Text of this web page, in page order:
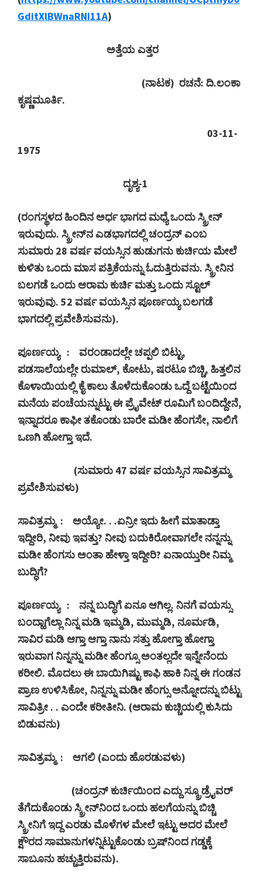
GditXlBWnaRNI11A)
ಅತ್ತೆಯ ಎತ್ತರ
(ನಾಟಕ) ರಚನೆ: ದಿ.ಲಂಕಾ
ಕೃಷ್ಣಮೂರ್ತಿ.
03-11-
1975
ದೃಶ್ಯ-1
(ರಂಗಸ್ಥಳದ ಹಿಂದಿನ ಅರ್ಧ ಭಾಗದ ಮಧ್ಯೆ ಒಂದು ಸ್ಕ್ರೀನ್
ಇರುವುದು. ಸ್ಕ್ರೀನ್‍ನ ಎಡಭಾಗದಲ್ಲಿ ಚಂದ್ರನ್ ಎಂಬ
ಸುಮಾರು 28 ವರ್ಷ ವಯಸ್ಸಿನ ಹುಡುಗನು ಕುರ್ಚಿಯ ಮೇಲೆ
ಕುಳಿತು ಒಂದು ಮಾಸ ಪತ್ರಿಕೆಯನ್ನು ಓದುತ್ತಿರುವನು. ಸ್ಕ್ರೀನಿನ
ಬಲಗಡೆ ಒಂದು ಆರಾಮ ಕುರ್ಚಿ ಮತ್ತು ಒಂದು ಸ್ಟೂಲ್
ಇರುವುವು. 52 ವರ್ಷ ವಯಸ್ಸಿನ ಪೂರ್ಣಯ್ಯ ಬಲಗಡೆ
ಭಾಗದಲ್ಲಿ ಪ್ರವೇಶಿಸುವನು).
ಪೂರ್ಣಯ್ಯ: ವರಂಡಾದಲ್ಲೇ ಚಪ್ಪಲಿ ಬಿಟ್ಟು,
ಪಡಸಾಲೆಯಲ್ಲೇ ರುಮಾಲ್, ಕೋಟು, ಷರಟೂ ಬಿಚ್ಚಿ, ಹಿತ್ತಲಿನ
ಕೊಳಾಯಿಯಲ್ಲಿ ಕೈ ಕಾಲು ತೊಳೆದುಕೊಂಡು ಒದ್ದೆ ಬಟ್ಟೆಯಿಂದ
ಮನೆಯ ಪಂಚೆಯನ್ನುಟ್ಟು ಈ ಪ್ರೈವೇಟ್ ರೂಮಿಗೆ ಬಂದಿದ್ದೇನೆ,
ಇನ್ನಾದರೂ ಕಾಫೀ ತಕೊಂಡು ಬಾರೇ ಮಡೀ ಹೆಂಗಸೇ, ನಾಲಿಗೆ
ಒಣಗಿ ಹೋಗ್ತಾ ಇದೆ.
(ಸುಮಾರು 47 ವರ್ಷ ವಯಸ್ಸಿನ ಸಾವಿತ್ರಮ್ಮ
ಪ್ರವೇಶಿಸುವಳು)
ಸಾವಿತ್ರಮ್ಮ: ಅಯ್ಯೋ. . .ಏನ್ರೀ ಇದು ಹೀಗೆ ಮಾತಾಡ್ತಾ
ಇದ್ದೀರಿ, ನೀವು ಇವತ್ತು? ನೀವು ಬದುಕಿರೋವಾಗಲೇ ನನ್ನನ್ನು
ಮಡೀ ಹೆಂಗಸು ಅಂತಾ ಹೇಳ್ತಾ ಇದ್ದೀರಿ? ಏನಾಯ್ತುರೀ ನಿಮ್ಮ
ಬುದ್ಧಿಗೆ?
ಪೂರ್ಣಯ್ಯ: ನನ್ನ ಬುದ್ಧಿಗೆ ಏನೂ ಆಗಿಲ್ಲ. ನಿನಗೆ ವಯಸ್ಸು
ಬಂದ್ಹಾಗೆಲ್ಲಾ ನಿನ್ನ ಮಡಿ ಇಮ್ಮಡಿ, ಮುಮ್ಮಡಿ, ನೂರ್ಮಡಿ,
ಸಾವಿರ ಮಡಿ ಆಗ್ತಾ ಆಗ್ತಾ ನಾನು ಸತ್ತು ಹೋಗ್ತಾ ಹೋಗ್ತಾ
ಇರುವಾಗ ನಿನ್ನನ್ನು ಮಡೀ ಹೆಂಗ್ಸೂ ಅಂತಲ್ಲದೇ ಇನ್ನೇನೆಂದು
ಕರೀಲಿ. ಮೊದಲು ಈ ಬಾಯಿಗಿಷ್ಟು ಕಾಫಿ ಹಾಕಿ ನಿನ್ನ ಈ ಗಂಡನ
ಪ್ರಾಣ ಉಳಿಸಿಕೋ, ನಿನ್ನನ್ನು ಮಡೀ ಹೆಂಗ್ಸು ಅನ್ನೋದನ್ನು ಬಿಟ್ಟು
ಸಾವಿತ್ರೀ . . ಎಂದೇ ಕರೀತೀನಿ. (ಆರಾಮ ಕುಚ್ಚಿಯಲ್ಲಿ ಕುಸಿದು
ಬಿಡುವನು)
ಸಾವಿತ್ರಮ್ಮ: ಆಗಲಿ (ಎಂದು ಹೊರಡುವಳು)
(ಚಂದ್ರನ್ ಕುರ್ಚಿಯಿಂದ ಎದ್ದು ಸ್ಕ್ರೂಡ್ರೈವರ್
ತೆಗೆದುಕೊಂಡು ಸ್ಕ್ರೀನ್‍ನಿಂದ ಒಂದು ಹಲಗೆಯನ್ನು ಬಿಚ್ಚಿ
ಸ್ಕ್ರೀನಿಗೆ ಇದ್ದ ಎರಡು ಮೊಳೆಗಳ ಮೇಲೆ ಇಟ್ಟು ಅದರ ಮೇಲೆ
ಕ್ಷೌರದ ಸಾಮಾನುಗಳನ್ನಿಟ್ಟುಕೊಂಡು ಬ್ರಷ್‍ನಿಂದ ಗಡ್ಡಕ್ಕೆ
ಸಾಬೂನು ಹಚ್ಚುತ್ತಿರುವನು).